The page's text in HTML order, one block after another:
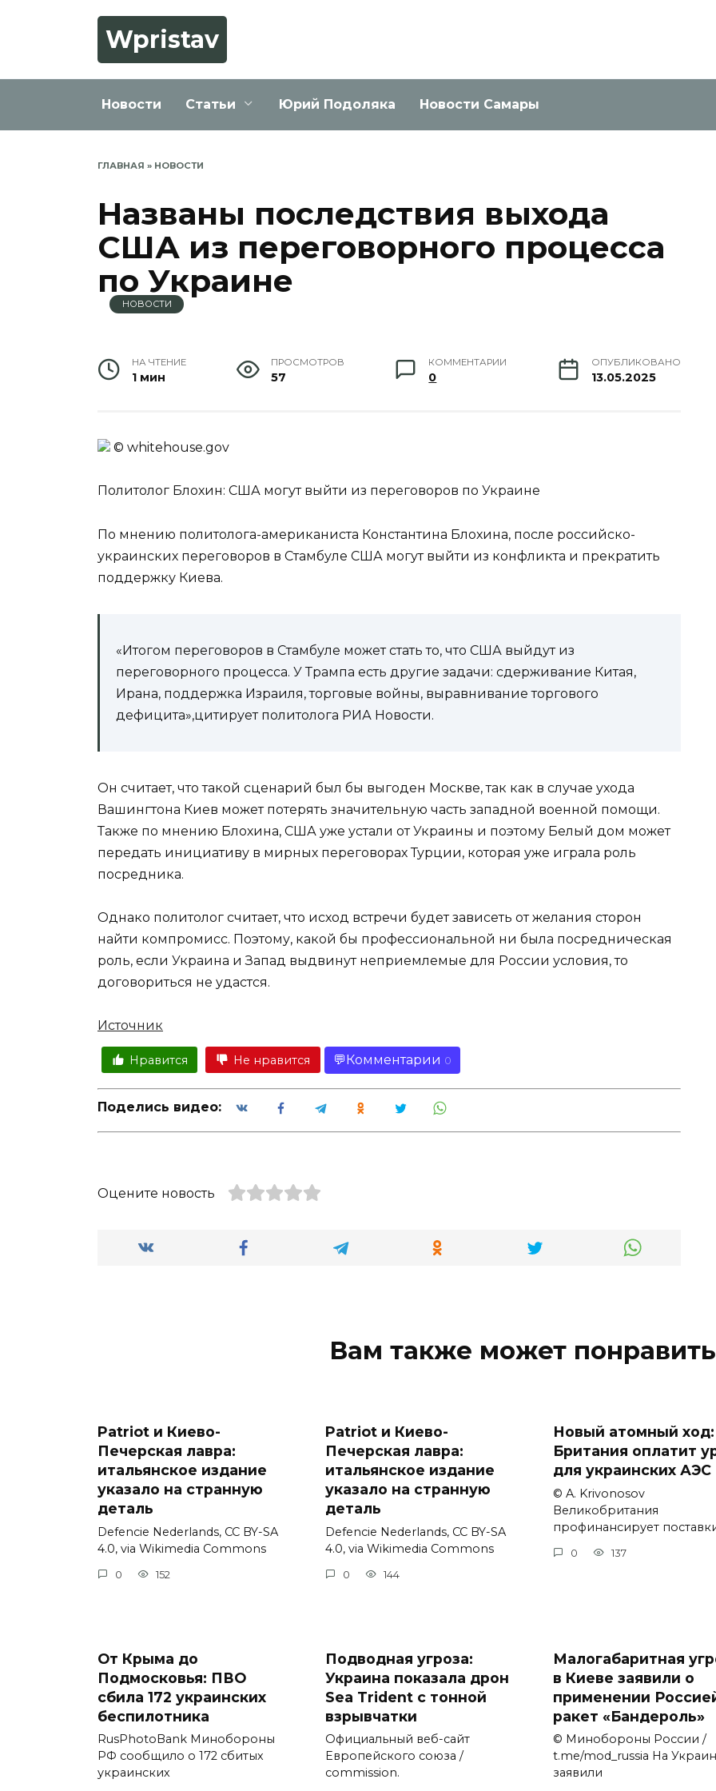
Wpristav
Новости Статьи Юрий Подоляка Новости Самары
ГЛАВНАЯ » НОВОСТИ
Названы последствия выхода
США из переговорного процесса
по Украине
НОВОСТИ
НА ЧТЕНИЕ
1 мин
ПРОСМОТРОВ
57
КОММЕНТАРИИ
0
ОПУБЛИКОВАНО
13.05.2025
© whitehouse.gov
Политолог Блохин: США могут выйти из переговоров по Украине
По мнению политолога-американиста Константина Блохина, после российско-
украинских переговоров в Стамбуле США могут выйти из конфликта и прекратить
поддержку Киева.
«Итогом переговоров в Стамбуле может стать то, что США выйдут из
переговорного процесса. У Трампа есть другие задачи: сдерживание Китая,
Ирана, поддержка Израиля, торговые войны, выравнивание торгового
дефицита»,цитирует политолога РИА Новости.
Он считает, что такой сценарий был бы выгоден Москве, так как в случае ухода
Вашингтона Киев может потерять значительную часть западной военной помощи.
Также по мнению Блохина, США уже устали от Украины и поэтому Белый дом может
передать инициативу в мирных переговорах Турции, которая уже играла роль
посредника.
Однако политолог считает, что исход встречи будет зависеть от желания сторон
найти компромисс. Поэтому, какой бы профессиональной ни была посредническая
роль, если Украина и Запад выдвинут неприемлемые для России условия, то
договориться не удастся.
Источник
Нравится Не нравится Комментарии 0
Поделись видео:
Оцените новость
Вам также может
Patriot и Киево-
Печерская лавра:
итальянское издание
указало на странную
деталь
Defencie Nederlands, CC BY-SA
4.0, via Wikimedia Commons
0 152
Patriot и Киево-
Печерская лавра:
итальянское издание
указало на странную
деталь
Defencie Nederlands, CC BY-SA
4.0, via Wikimedia Commons
0 144
Новый атомный ход:
Британия оплатит
для украинских АЭС
© A. Krivonosov
Великобритания
профинансирует
0 137
От Крыма до
Подмосковья: ПВО
сбила 172 украинских
беспилотника
RusPhotoBank Минобороны
РФ сообщило о 172 сбитых
украинских
Подводная угроза:
Украина показала дрон
Sea Trident с тонной
взрывчатки
Официальный веб-сайт
Европейского союза /
commission.
Малогабаритная
в Киеве заявили о
применении
ракет «Бандероль»
© Минобороны России /
t.me/mod_russia На
заявили